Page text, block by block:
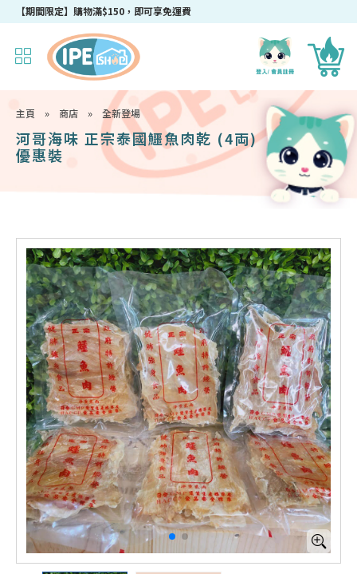
成為IPEshop會員，新會員即可獲得迎新$50購物優惠碼！
主頁 » 商店 » 全新登場
河哥海味 正宗泰國鱷魚肉乾 (4両)
優惠裝